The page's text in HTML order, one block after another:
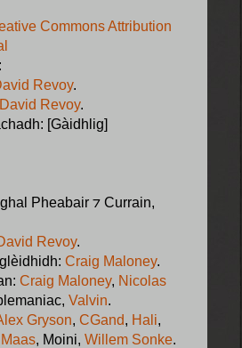
Commons Attribution
Revoy.
David Revoy.
[Gàidhlig]
Pheabair ⁊ Currain,
Revoy.
Craig Maloney.
Craig Maloney, Nicolas
Valvin.
Gryson, CGand, Hali,
, Moini, Willem Sonke.